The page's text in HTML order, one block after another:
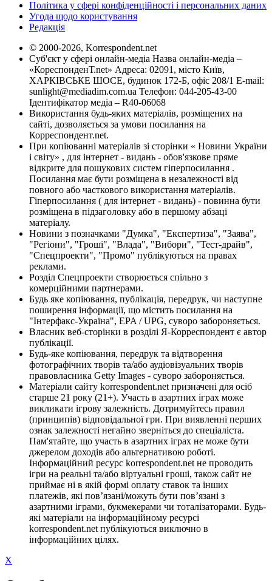
Політика у сфері конфіденційності і персональних даних
Угода щодо користування
Редакція
© 2000-2026, Korrespondent.net
Суб'єкт у сфері онлайн-медіа Назва онлайн-медіа –
«КореспонденТ.net» Адреса: 02091, місто Київ,
ХАРКІВСЬКЕ ШОСЕ, будинок 172-Б, офіс 208/1 E-mail:
sunlight@mediadim.com.ua Телефон: 044-205-43-00
Ідентифікатор медіа – R40-06068
Використання будь-яких матеріалів, розміщених на
сайті, дозволяється за умови посилання на
Корреспондент.net.
При копіюванні матеріалів зі сторінки « Новини України
і світу» , для інтернет - видань - обов'язкове пряме
відкрите для пошукових систем гіперпосилання .
Посилання має бути розміщена в незалежності від
повного або часткового використання матеріалів.
Гіперпосилання ( для інтернет - видань) - повинна бути
розміщена в підзаголовку або в першому абзаці
матеріалу.
Новини з позначками "Думка", "Експертиза", "Заява",
"Регіони", "Гроші", "Влада", "Вибори", "Тест-драйв",
"Спецпроекти", "Промо" публікуються на правах
реклами.
Розділ Спецпроекти створюється спільно з
комерційними партнерами.
Будь яке копіювання, публікація, передрук, чи наступне
поширення інформації, що містить посилання на
"Інтерфакс-Україна", EPA / UPG, суворо забороняється.
Власник веб-сторінки в розділі Я-Корреспондент є автор
публікації.
Будь-яке копіювання, передрук та відтворення
фотографічних творів та/або аудіовізуальних творів
правовласника Getty Images - суворо забороняється.
Матеріали сайту korrespondent.net призначені для осіб
старше 21 року (21+). Участь в азартних іграх може
викликати ігрову залежність. Дотримуйтесь правил
(принципів) відповідальної гри. При виявленні перших
ознак залежності негайно зверніться до спеціаліста.
Пам'ятайте, що участь в азартних іграх не може бути
джерелом доходів або альтернативою роботі.
Інформаційний ресурс korrespondent.net не проводить
ігри на реальні та/або віртуальні гроші, також сайт не
приймає ні в якій формі оплату ставок та інших
платежів, які пов’язані/можуть бути пов’язані з
азартними іграми, букмекерами чи тоталізаторами. Будь-
які матеріали на інформаційному ресурсі
korrespondent.net публікуються виключно в
інформаційних цілях.
X